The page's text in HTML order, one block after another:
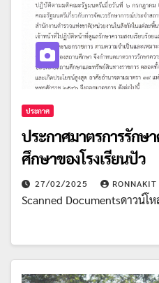
ประกาศ
ประกาศมาตรการรักษ
ศึกษาของโรงเรียนปัว
27/02/2025 RONNAKIT
Scanned Documentsดาวน์โ